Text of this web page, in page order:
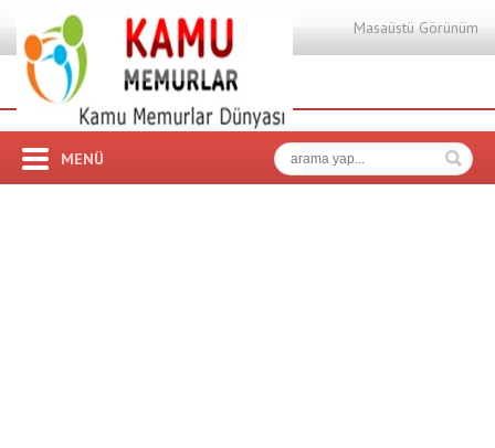
Masaüstü Görünüm
MENÜ